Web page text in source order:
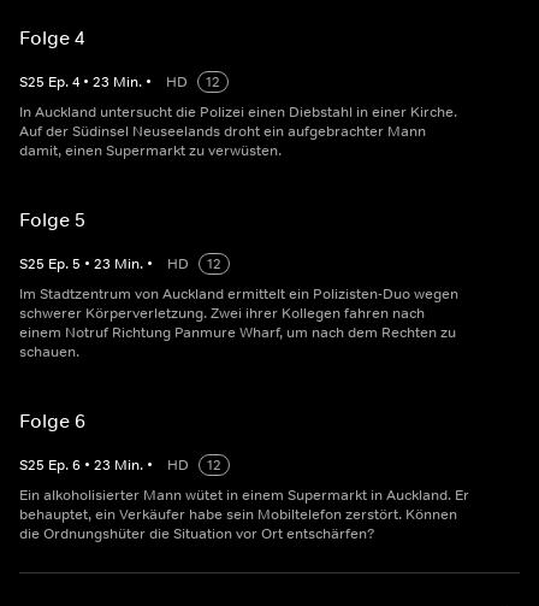
Folge 4
S25 Ep.4 • 23 Min. • HD
12
In Auckland untersucht die Polizei einen Diebstahl in einer Kirche.
Auf der Südinsel Neuseelands droht ein aufgebrachter Mann
damit, einen Supermarkt zu verwüsten.
Folge 5
S25 Ep.5 • 23 Min. • HD
12
Im Stadtzentrum von Auckland ermittelt ein Polizisten-Duo wegen
schwerer Körperverletzung. Zwei ihrer Kollegen fahren nach
einem Notruf Richtung Panmure Wharf, um nach dem Rechten zu
schauen.
Folge 6
S25 Ep.6 • 23 Min. • HD
12
Ein alkoholisierter Mann wütet in einem Supermarkt in Auckland. Er
behauptet, ein Verkäufer habe sein Mobiltelefon zerstört. Können
die Ordnungshüter die Situation vor Ort entschärfen?